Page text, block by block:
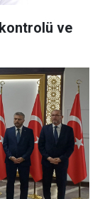
ve